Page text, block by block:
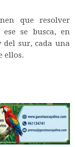
que resolver
se busca, en
del sur, cada una
ellos.